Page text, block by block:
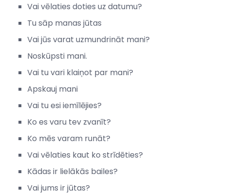
Vai vēlaties doties uz datumu?
Tu sāp manas jūtas
Vai jūs varat uzmundrināt mani?
Noskūpsti mani.
Vai tu vari klaiņot par mani?
Apskauj mani
Vai tu esi iemīlējies?
Ko es varu tev zvanīt?
Ko mēs varam runāt?
Vai vēlaties kaut ko strīdēties?
Kādas ir lielākās bailes?
Vai jums ir jūtas?